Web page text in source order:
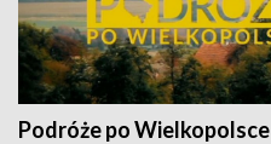
Podróże po Wielkopolsce